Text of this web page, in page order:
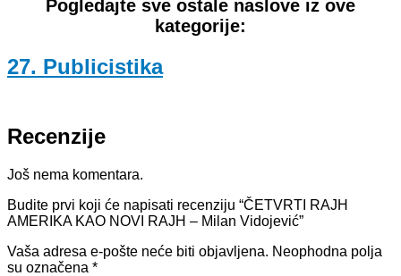
Pogledajte sve ostale naslove iz ove
kategorije:
27. Publicistika
Recenzije
Još nema komentara.
Budite prvi koji će napisati recenziju “ČETVRTI RAJH
AMERIKA KAO NOVI RAJH – Milan Vidojević”
Vaša adresa e-pošte neće biti objavljena. Neophodna polja
su označena *